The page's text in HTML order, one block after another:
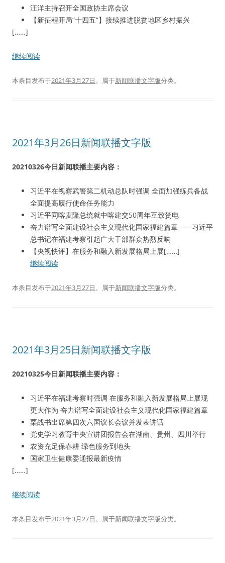
汪洋主持召开全国政协主席会议
【新征程开局“十四五”】接续推进脱贫地区乡村振兴
[……]
继续阅读
本条目发布于2021年3月27日。属于新闻联播文字版分类。
2021年3月26日新闻联播文字版
20210326今日新闻联播主要内容：
习近平在视察武警第二机动总队时强调 全面加强练兵备战
全面提高履行使命任务能力
习近平同喀麦隆总统就中喀建交50周年互致贺电
奋力谱写全面建设社会主义现代化国家福建篇章——习近平
总书记在福建考察引起广大干部群众热烈反响
【央视快评】在服务和融入新发展格局上展[……]
继续阅读
本条目发布于2021年3月27日。属于新闻联播文字版分类。
2021年3月25日新闻联播文字版
20210325今日新闻联播主要内容：
习近平在福建考察时强调 在服务和融入新发展格局上展现
更大作为 奋力谱写全面建设社会主义现代化国家福建篇章
栗战书出席第四次六国议长会议并发表讲话
党史学习教育中央宣讲团报告会在湖南、贵州、四川举行
农资充足保春耕 绿色服务到地头
国家卫生健康委通报最新疫情
[……]
继续阅读
本条目发布于2021年3月27日。属于新闻联播文字版分类。